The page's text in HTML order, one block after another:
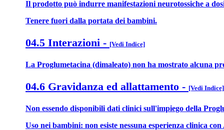
Il prodotto può indurre manifestazioni neurotossiche a
Tenere fuori dalla portata dei bambini.
04.5 Interazioni - [Vedi Indice]
La Proglumetacina (dimaleato) non ha mostrato alcuna
04.6 Gravidanza ed allattamento - [Vedi Indice]
Non essendo disponibili dati clinici sull'impiego della
Uso nei bambini: non esiste nessuna esperienza clinica